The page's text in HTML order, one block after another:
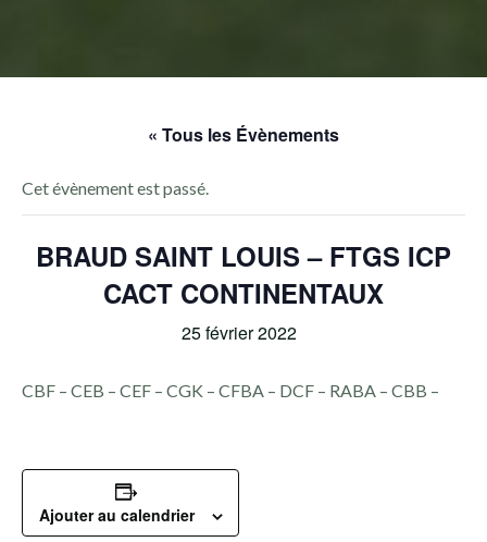
« Tous les Évènements
Cet évènement est passé.
BRAUD SAINT LOUIS – FTGS ICP
CACT CONTINENTAUX
25 février 2022
CBF – CEB – CEF – CGK – CFBA – DCF – RABA – CBB –
Ajouter au calendrier